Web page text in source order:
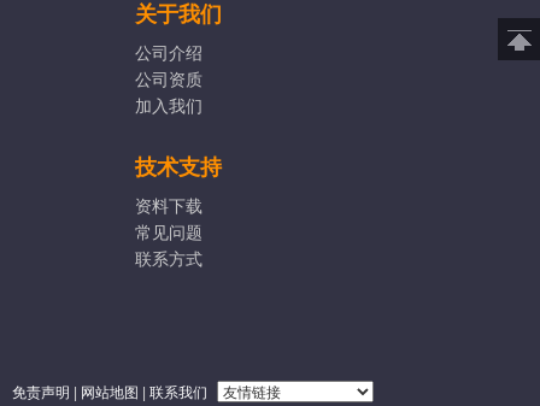
关于我们
公司介绍
公司资质
加入我们
技术支持
资料下载
常见问题
联系方式
免责声明 | 网站地图 | 联系我们